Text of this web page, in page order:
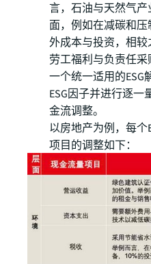
言，石油与天然气
面，例如在减碳和
外成本与投资，相
劳工福利与负责任
一个统一适用的
ESG因子并进行逐
金流调整。
以房地产为例，每个
项目的调整如下：